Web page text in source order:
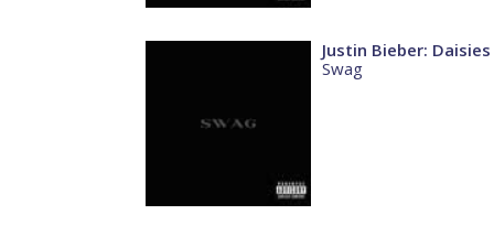
Justin Bieber: Daisies
Swag